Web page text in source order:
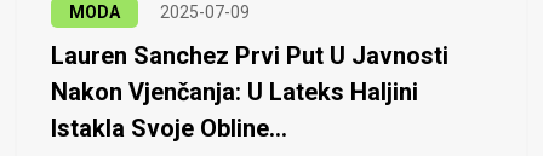
MODA 2025-07-09
Lauren Sanchez Prvi Put U Javnosti
Nakon Vjenčanja: U Lateks Haljini
Istakla Svoje Obline...